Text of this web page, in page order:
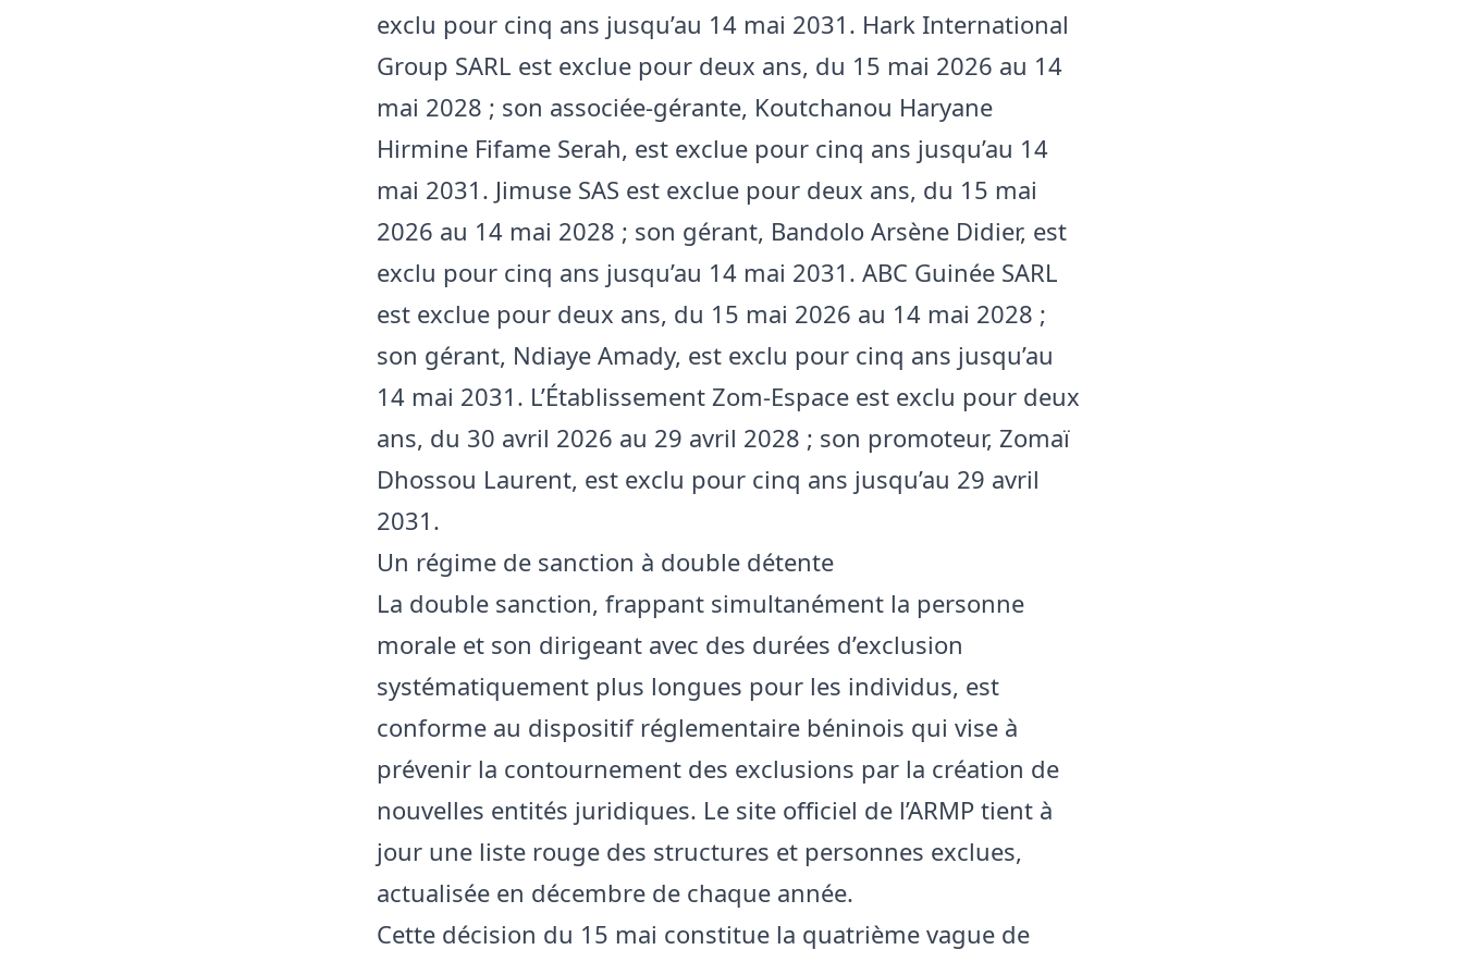
exclu pour cinq ans jusqu’au 14 mai 2031. Hark International
Group SARL est exclue pour deux ans, du 15 mai 2026 au 14
mai 2028 ; son associée-gérante, Koutchanou Haryane
Hirmine Fifame Serah, est exclue pour cinq ans jusqu’au 14
mai 2031. Jimuse SAS est exclue pour deux ans, du 15 mai
2026 au 14 mai 2028 ; son gérant, Bandolo Arsène Didier, est
exclu pour cinq ans jusqu’au 14 mai 2031. ABC Guinée SARL
est exclue pour deux ans, du 15 mai 2026 au 14 mai 2028 ;
son gérant, Ndiaye Amady, est exclu pour cinq ans jusqu’au
14 mai 2031. L’Établissement Zom-Espace est exclu pour deux
ans, du 30 avril 2026 au 29 avril 2028 ; son promoteur, Zomaï
Dhossou Laurent, est exclu pour cinq ans jusqu’au 29 avril
2031.
Un régime de sanction à double détente
La double sanction, frappant simultanément la personne
morale et son dirigeant avec des durées d’exclusion
systématiquement plus longues pour les individus, est
conforme au dispositif réglementaire béninois qui vise à
prévenir la contournement des exclusions par la création de
nouvelles entités juridiques. Le site officiel de l’ARMP tient à
jour une liste rouge des structures et personnes exclues,
actualisée en décembre de chaque année.
Cette décision du 15 mai constitue la quatrième vague de